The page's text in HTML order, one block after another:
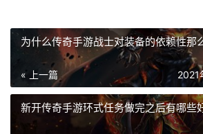
为什么传奇手游战士对装备的依赖性那
« 上一篇 2021
新开传奇手游环式任务做完之后有哪些